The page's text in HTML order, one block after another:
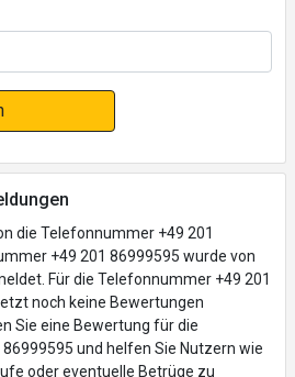
die Telefonnummer +49 201
+49 201 86999595 wurde von
Für die Telefonnummer +49 201
noch keine Bewertungen
Sie eine Bewertung für die
und helfen Sie Nutzern wie
oder eventuelle Betrüge zu